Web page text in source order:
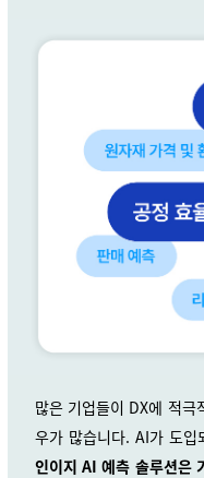
많은 기업들이 DX에 적
우가 많습니다. AI가 도
인이지 AI 예측 솔루션은